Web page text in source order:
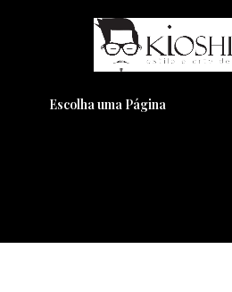
Escolha uma Página
Pensando em
Visual??